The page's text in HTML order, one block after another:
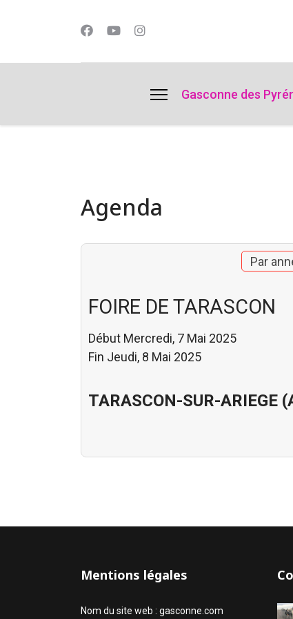
Gasconne des
Agenda
Par
FOIRE DE TARASCON
Début Mercredi, 7 Mai 2025
Fin Jeudi, 8 Mai 2025
TARASCON-SUR-ARIEGE
Mentions légales
Nom du site web : gasconne.com